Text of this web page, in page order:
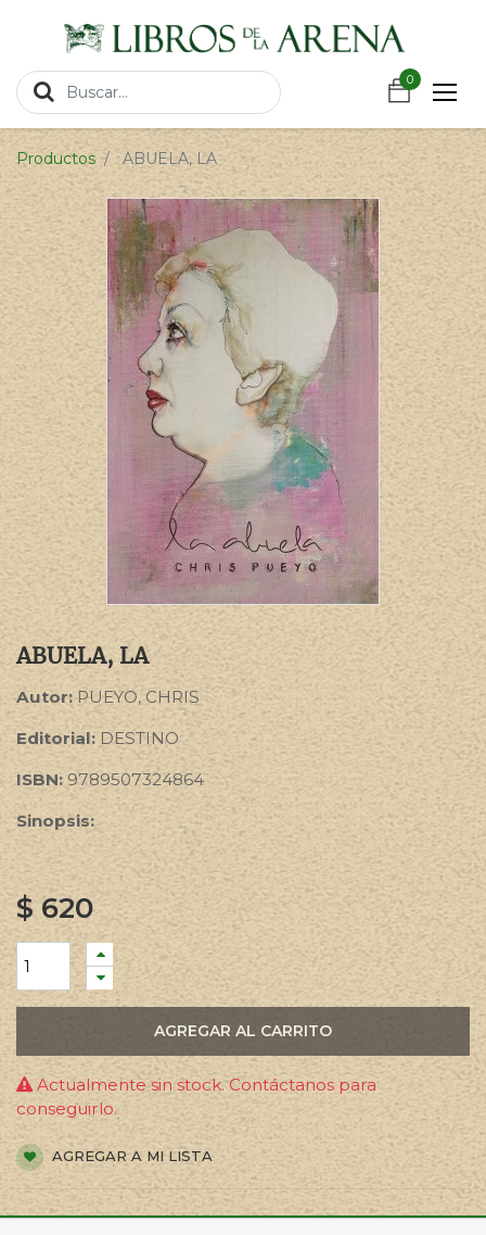
0
0
Productos ABUELA, LA
ABUELA, LA
Autor:PUEYO, CHRIS
Editorial: DESTINO
ISBN: 9789507324864
Sinopsis:
$ 620
AGREGAR AL CARRITO
Actualmente sin stock. Contáctanos para
conseguirlo.
AGREGAR A MI LISTA